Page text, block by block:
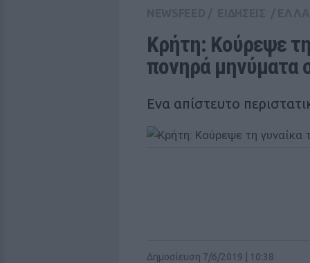
Κρήτη: Koύρεψε
πονηρά μηνύματα
Ενα απίστευτο
Δημοσίευση 7/6/2019 | 10:38